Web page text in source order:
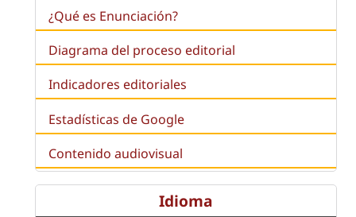
¿Qué es Enunciación?
Diagrama del proceso editorial
Indicadores editoriales
Estadísticas de Google
Contenido audiovisual
Idioma